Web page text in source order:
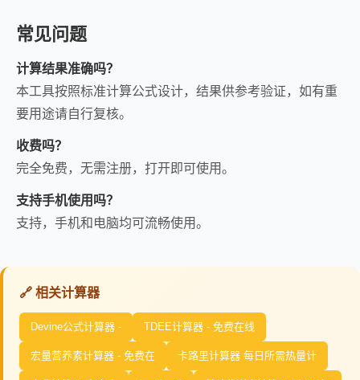
常见问题
计算结果准确吗？
本工具按照标准计算公式设计，结果供参考验证，如有重
要用途请自行复核。
收费吗？
完全免费，无需注册，打开即可使用。
支持手机使用吗？
支持，手机和电脑均可流畅使用。
🔗 相关计算器
Devine公式计算器 - TDEE计算器 - 免费在线
宏量营养素计算器 - 免费在 卡路里计算器 每日所需热量计